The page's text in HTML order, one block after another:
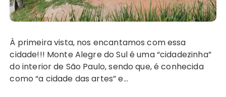
À primeira vista, nos encantamos com essa
cidade!!! Monte Alegre do Sul é uma “cidadezinha”
do interior de São Paulo, sendo que, é conhecida
como “a cidade das artes” e…